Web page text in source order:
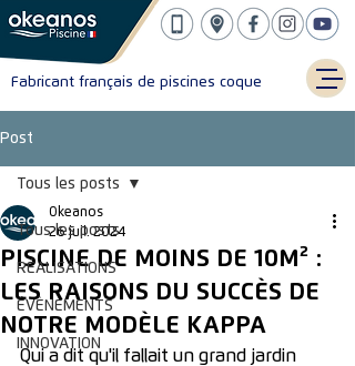
Fabricant français de piscines coque
Post
Tous les posts
RÉALISATIONS
ÉVÈNEMENTS
INNOVATION
Tous les posts
PISCINE DE MOINS DE 10M² :
LES RAISONS DU SUCCÈS DE
NOTRE MODÈLE KAPPA
Okeanos
26 juil. 2024
Qui a dit qu'il fallait un grand jardin